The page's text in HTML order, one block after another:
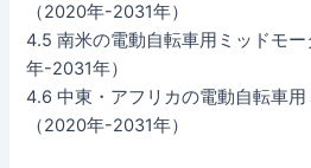
（2020年-2031年）
4.5 南米の電動自転車用ミッドモ
年-2031年）
4.6 中東・アフリカの電動自転車
（2020年-2031年）